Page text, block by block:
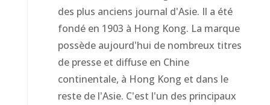
des plus anciens journal d'Asie. Il a été
fondé en 1903 à Hong Kong. La marque
possède aujourd'hui de nombreux titres
de presse et diffuse en Chine
continentale, à Hong Kong et dans le
reste de l'Asie. C'est l'un des principaux